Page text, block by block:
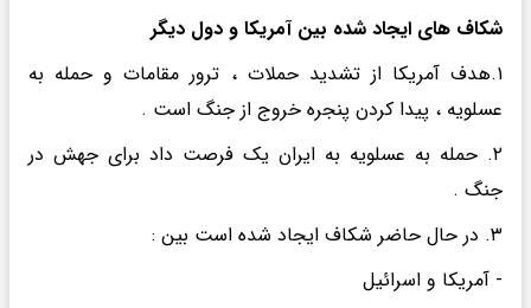
شکاف های ایجاد شده بین آمریکا و دول دیگر
۱.هدف آمریکا از تشدید حملات ، ترور مقامات و حمله به
عسلویه ، پیدا کردن پنجره خروج از جنگ است .
۲. حمله به عسلویه به ایران یک فرصت داد برای جهش در
جنگ .
۳. در حال حاضر شکاف ایجاد شده است بین :
- آمریکا و اسرائیل